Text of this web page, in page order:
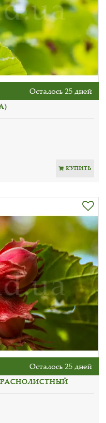
Осталось 25 дней
КУПИТЬ
Осталось 25 дней